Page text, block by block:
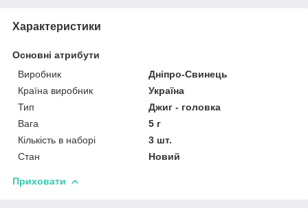
Характеристики
Основні атрибути
Виробник
Дніпро-Свинець
Країна виробник
Україна
Тип
Джиг - головка
Вага
5 г
Кількість в наборі
3 шт.
Стан
Новий
Приховати